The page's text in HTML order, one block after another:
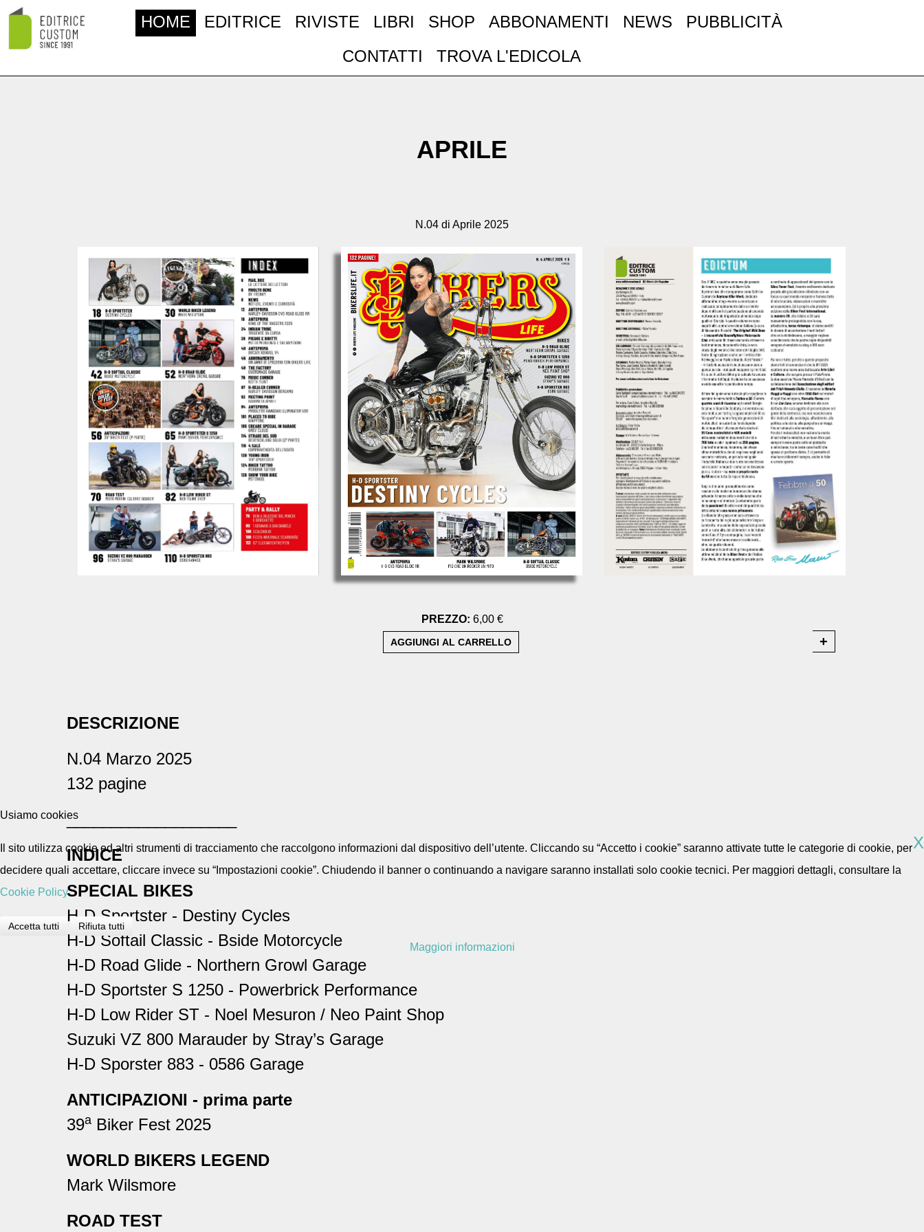
HOME EDITRICE RIVISTE LIBRI SHOP ABBONAMENTI NEWS
PUBBLICITÀ
CONTATTI
TROVA L'EDICOLA
APRILE
N.04 di Aprile 2025
PREZZO: 6,00 €
DESCRIZIONE
N.04 Marzo 2025
132 pagine
___________________
INDICE
SPECIAL BIKES
H-D Sportster - Destiny Cycles
H-D Softail Classic - Bside Motorcycle
H-D Road Glide - Northern Growl Garage
H-D Sportster S 1250 - Powerbrick Performance
H-D Low Rider ST - Noel Mesuron / Neo Paint Shop
Suzuki VZ 800 Marauder by Stray’s Garage
H-D Sporster 883 - 0586 Garage
ANTICIPAZIONI - prima parte
39a Biker Fest 2025
WORLD BIKERS LEGEND
Mark Wilsmore
ROAD TEST
Usiamo cookies
X
Il sito utilizza cookie ed altri strumenti di tracciamento che raccolgono informazioni dal dispositivo dell’utente. Cliccando su “Accetto i cookie” saranno attivate tutte le categorie di cookie, per
decidere quali accettare, cliccare invece su “Impostazioni cookie”. Chiudendo il banner o continuando a navigare saranno installati solo cookie tecnici. Per maggiori dettagli, consultare la
Cookie Policy
Accetta tutti Rifiuta tutti
Maggiori informazioni